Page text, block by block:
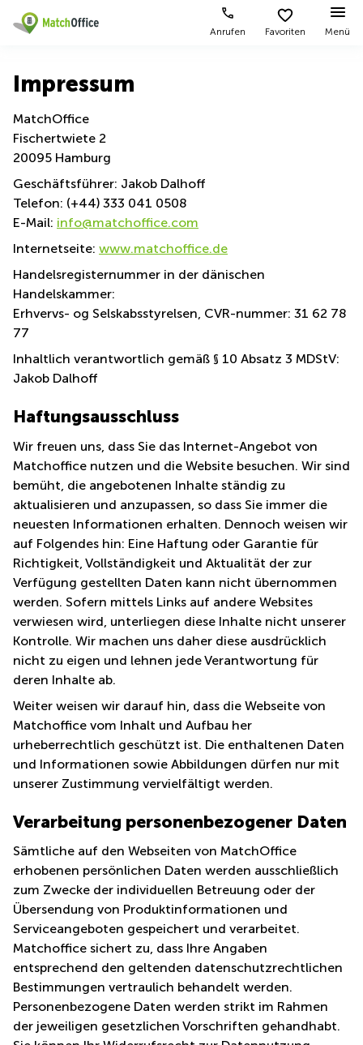
Anrufen Favoriten Menü
Büro
mieten
Business
center
Coworking
Seminarraum
Virtuelles
Büro
Städte
Büro
München
Geschäftsadresse
Hamburg
Geschäftsadresse
mieten
Düsseldorf
Geschäftsadresse
Stuttgart
Büro
mieten
Düsseldorf
Büro
mieten
Köln
Büro
mieten
Büro
mieten
Hannover
Seminarraum
Düsseldorf
Büro
mieten
Büro
Hamburg
mieten
Berlin
Mitte
mieten
Tagungsraum
München
Büro
Mannheim
mieten
Büro
mieten
Nürnberg
Meetingraum
Berlin
Suchanfragen
Regus
Ellipson
Ruhrallee
9
Dortmund
Office Club
Ballindamm
3
Rahel-
Straße
Berlin
Kienberger
Allee 4
Berlin
Schönefeld
Bahnhofstrasse
8 Hannover
Speditionstraße
21 Regus
Düsseldorf
Arcus
Park
Torgauer
Str.
Mainzer
Landstraße
69
Europaplatz
2 Berlin
Regus
Frankfurter
62 Köln
Scheffler-
Str. 1A
Köln
Hohenzollernring
57 Koln
Ludwig-
Erhard-
Straße
18
Büro vermieten
Log-in
Impressum
MatchOffice
Fischertwiete 2
20095 Hamburg
Geschäftsführer: Jakob Dalhoff
Telefon: (+44) 333 041 0508
E-Mail: info@matchoffice.com
Internetseite: www.matchoffice.de
Handelsregisternummer in der dänischen
Handelskammer:
Erhvervs- og Selskabsstyrelsen, CVR-nummer: 31 62 78
77
Inhaltlich verantwortlich gemäß § 10 Absatz 3 MDStV:
Jakob Dalhoff
Haftungsausschluss
Wir freuen uns, dass Sie das Internet-Angebot von
Matchoffice nutzen und die Website besuchen. Wir sind
bemüht, die angebotenen Inhalte ständig zu
aktualisieren und anzupassen, so dass Sie immer die
neuesten Informationen erhalten. Dennoch weisen wir
auf Folgendes hin: Eine Haftung oder Garantie für
Richtigkeit, Vollständigkeit und Aktualität der zur
Verfügung gestellten Daten kann nicht übernommen
werden. Sofern mittels Links auf andere Websites
verwiesen wird, unterliegen diese Inhalte nicht unserer
Kontrolle. Wir machen uns daher diese ausdrücklich
nicht zu eigen und lehnen jede Verantwortung für
deren Inhalte ab.
Weiter weisen wir darauf hin, dass die Webseite von
Matchoffice vom Inhalt und Aufbau her
urheberrechtlich geschützt ist. Die enthaltenen Daten
und Informationen sowie Abbildungen dürfen nur mit
unserer Zustimmung vervielfältigt werden.
Verarbeitung personenbezogener Daten
Sämtliche auf den Webseiten von MatchOffice
erhobenen persönlichen Daten werden ausschließlich
zum Zwecke der individuellen Betreuung oder der
Übersendung von Produktinformationen und
Serviceangeboten gespeichert und verarbeitet.
Matchoffice sichert zu, dass Ihre Angaben
entsprechend den geltenden datenschutzrechtlichen
Bestimmungen vertraulich behandelt werden.
Personenbezogene Daten werden strikt im Rahmen
der jeweiligen gesetzlichen Vorschriften gehandhabt.